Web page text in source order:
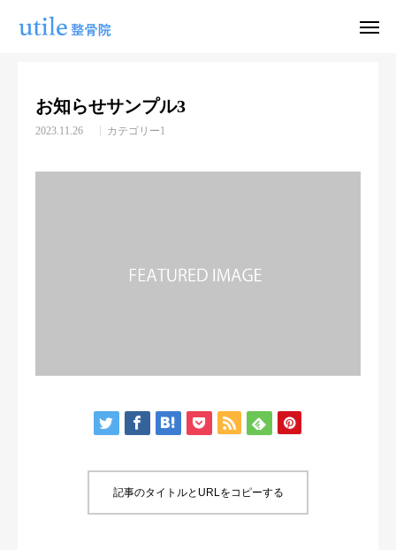
お知らせ
お知らせサンプル3
2023.11.26 カテゴリー1
記事のタイトルとURLをコピーする
WEB予約
診療時間/アクセス
お問い合わせ